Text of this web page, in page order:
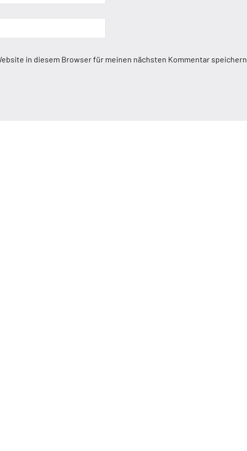
in diesem Browser für meinen nächsten Kommentar speichern.